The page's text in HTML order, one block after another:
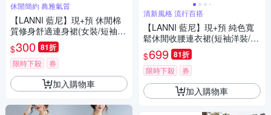
休閒簡約 典雅氣質
【LANNI 藍尼】現+預 休閒棉
質修身舒適連身裙(女裝/短袖洋
裝/連衣裙)
$300 81折
限時下殺 券
加入購物車
清新風格 流行百搭
【LANNI 藍尼】現+預 純色寬
鬆休閒收腰連衣裙(短袖洋裝/連
身裙/裙子/日系)
$699 81折
限時下殺 券
加入購物車